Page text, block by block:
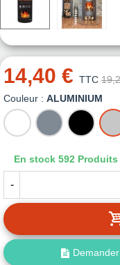
14,40 € TTC
Couleur : ALUMINIUM
BLANC GRIS NOIR
En stock 592 Produits
-